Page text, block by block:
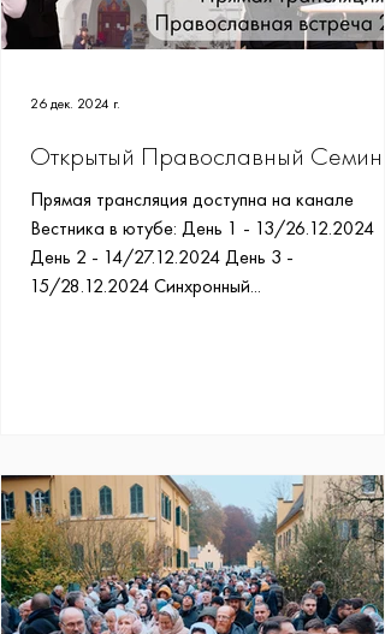
Открытый Православный
Прямая трансляция доступна на канале
Вестника в ютубе: День 1 - 13/26.12.2024
День 2 - 14/27.12.2024 День 3 -
15/28.12.2024 Синхронный...
26 дек. 2024 г.